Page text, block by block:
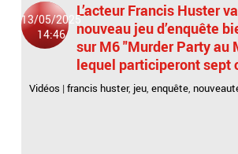
13/05/2025
14:46
L’acteur Francis Huster
nouveau jeu d’enquête
sur M6 "Murder Party au
lequel participeront sept
Vidéos |francis huster, jeu,enquête,